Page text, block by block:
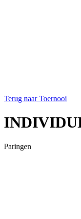
Terug naar Toernooi
Paringen